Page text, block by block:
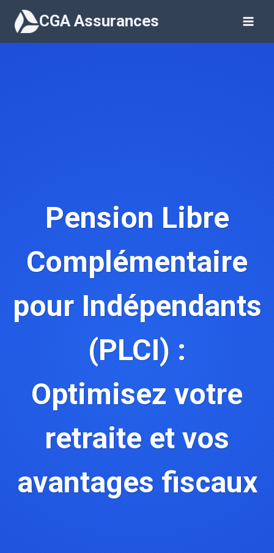
contenu
CGA Assurances
Pension Libre
Complémentaire
pour Indépendants
(PLCI) :
Optimisez votre
retraite et vos
avantages fiscaux